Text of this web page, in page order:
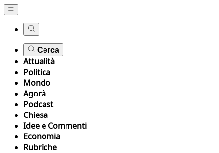
Cerca
Attualità
Politica
Mondo
Agorà
Podcast
Chiesa
Idee e Commenti
Economia
Rubriche